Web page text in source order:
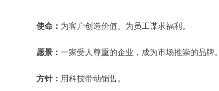
使命： 为客户创造价值、为员工谋求福利。
愿景： 一家受人尊重的企业，成为市场推崇的品牌。
方针： 用科技带动销售。